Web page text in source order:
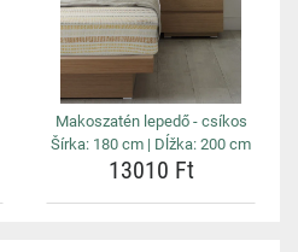
Makoszatén lepedő - csíkos
Šírka: 180 cm | Dĺžka: 200 cm
13010 Ft